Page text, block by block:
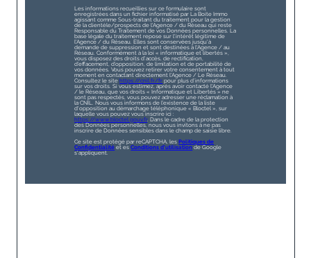
Les informations recueillies sur ce formulaire sont
enregistrées dans un fichier informatisé par La Boite Immo
agissant comme Sous-traitant du traitement pour la gestion
de la clientèle/prospects de l'Agence / du Réseau qui reste
Responsable du Traitement de vos Données personnelles. La
base légale du traitement repose sur l'intérêt légitime de
l'Agence / du Réseau. Elles sont conservées jusqu'à
demande de suppression et sont destinées à l'Agence / au
Réseau. Conformément à la loi « informatique et libertés »,
vous disposez des droits d’accès, de rectification,
d’effacement, d’opposition, de limitation et de portabilité de
vos données. Vous pouvez retirer votre consentement à tout
moment en contactant directement l’Agence / Le Réseau.
Consultez le site https://cnil.fr/fr pour plus d’informations
sur vos droits. Si vous estimez, après avoir contacté l'Agence
/ le Réseau, que vos droits « Informatique et Libertés » ne
sont pas respectés, vous pouvez adresser une réclamation à
la CNIL. Nous vous informons de l’existence de la liste
d'opposition au démarchage téléphonique « Bloctel », sur
laquelle vous pouvez vous inscrire ici :
https://www.bloctel.gouv.fr. Dans le cadre de la protection
des Données personnelles, nous vous invitons à ne pas
inscrire de Données sensibles dans le champ de saisie libre.
Ce site est protégé par reCAPTCHA, les Politiques de
Confidentialité et esConditions d'utilisation de Google
s'appliquent.